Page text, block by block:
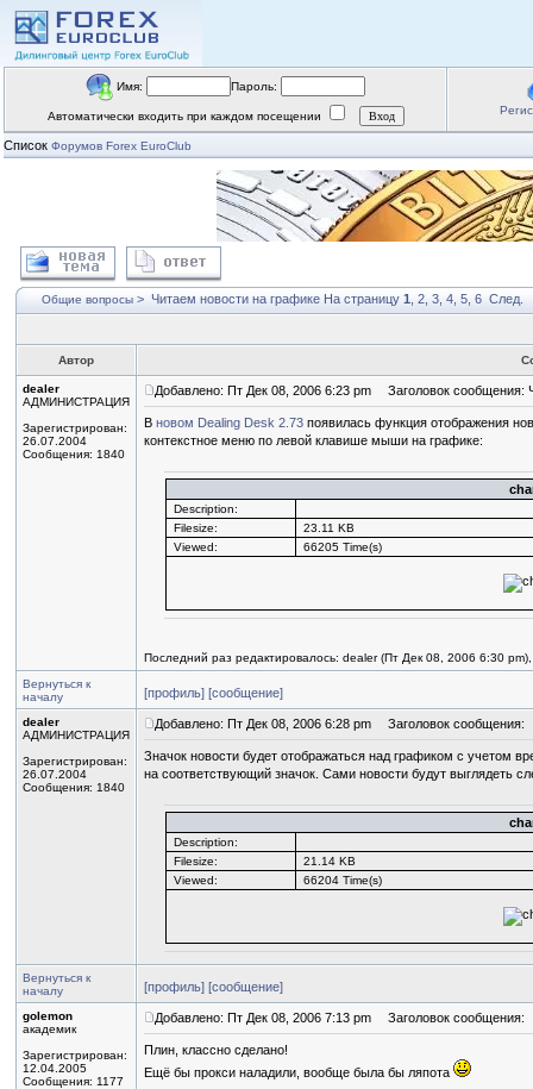
Имя: Пароль:
Автоматически входить при каждом посещении
Список Форумов Forex EuroClub
Общие вопросы > Читаем новости на графике На страницу 1 2 3 4 5 6 След.
Автор
dealer
АДМИНИСТРАЦИЯ
Зарегистрирован:
26.07.2004
Сообщения: 1840
Добавлено: Пт Дек 08, 2006 6:23 pm Заголовок сообщения:
В новом Dealing Desk 2.73 появилась функция отображения
контекстное меню по левой клавише мыши на графике:
Description:
Filesize:
23.11 KB
Viewed:
66205 Time(s)
Последний раз редактировалось: dealer (Пт Дек 08, 2006 6:30 pm),
Вернуться к
началу
[профиль] [сообщение]
dealer
АДМИНИСТРАЦИЯ
Зарегистрирован:
26.07.2004
Сообщения: 1840
Добавлено: Пт Дек 08, 2006 6:28 pm Заголовок сообщения:
Значок новости будет отображаться над графиком с учетом
на соответствующий значок. Сами новости будут выглядеть
Description:
Filesize:
21.14 KB
Viewed:
66204 Time(s)
Вернуться к
началу
[профиль] [сообщение]
golemon
академик
Зарегистрирован:
12.04.2005
Сообщения: 1177
Добавлено: Пт Дек 08, 2006 7:13 pm Заголовок сообщения:
Плин, классно сделано!
Ещё бы прокси наладили, вообще была бы ляпота